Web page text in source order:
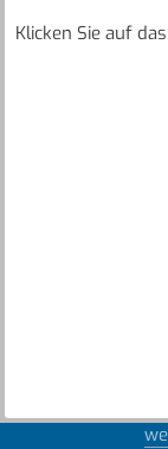
Klicken Sie auf